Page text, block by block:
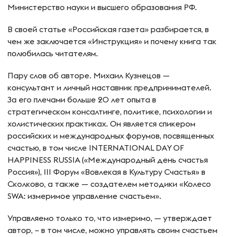
Министерство науки и высшего образования РФ.
В своей статье «Российская газета» разбирается, в
чем же заключается «Инструкция» и почему книга так
полюбилась читателям.
Пару слов об авторе. Михаил Кузнецов —
консультант и личный наставник предпринимателей.
За его плечами больше 20 лет опыта в
стратегическом консалтинге, политике, психологии и
холистических практиках. Он является спикером
российских и международных форумов, посвященных
счастью, в том числе INTERNATIONAL DAY OF
HAPPINESS RUSSIA («Международный день счастья
Россия»), III Форум «Вовлекая в Культуру Счастья» в
Сколково, а также — создателем методики «Колесо
SWA: измеримое управление счастьем».
Управляемо только то, что измеримо, — утверждает
автор, – в том числе, можно управлять своим счастьем